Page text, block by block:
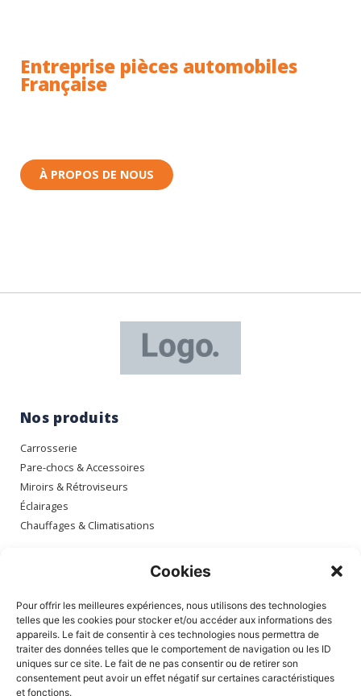
Cookies
Pour offrir les meilleures expériences, nous utilisons des technologies
telles que les cookies pour stocker et/ou accéder aux informations des
appareils. Le fait de consentir à ces technologies nous permettra de
traiter des données telles que le comportement de navigation ou les ID
uniques sur ce site. Le fait de ne pas consentir ou de retirer son
consentement peut avoir un effet négatif sur certaines caractéristiques
et fonctions.
Entreprise pièces automobiles
Française
À PROPOS DE NOUS
Nos produits
Carrosserie
Pare-chocs & Accessoires
Miroirs & Rétroviseurs
Éclairages
Chauffages & Climatisations
Mon compte
Mes commandes
Mes adresses
Mon panier